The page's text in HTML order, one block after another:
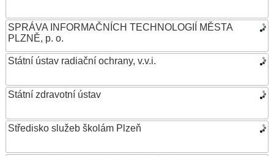
SPRÁVA INFORMAČNÍCH TECHNOLOGIÍ MĚSTA
PLZNĚ, p. o.
Státní ústav radiační ochrany, v.v.i.
Státní zdravotní ústav
Středisko služeb školám Plzeň